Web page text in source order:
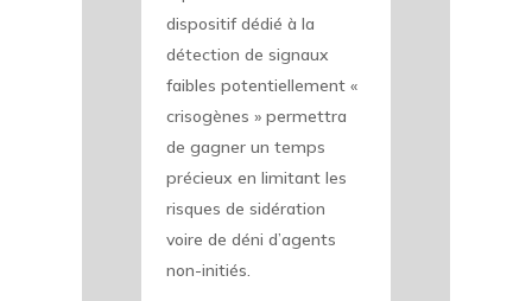
dispositif dédié à la
détection de signaux
faibles potentiellement «
crisogènes » permettra
de gagner un temps
précieux en limitant les
risques de sidération
voire de déni d’agents
non-initiés.